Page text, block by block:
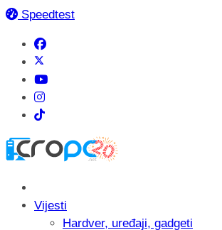
Speedtest
Vijesti
Hardver, uređaji, gadgeti